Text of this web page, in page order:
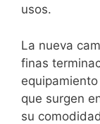
usos.
La nueva
finas
que surgen
su